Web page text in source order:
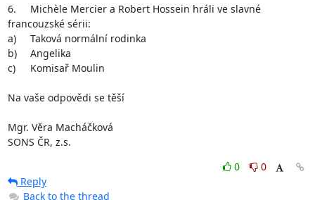
6.	Michèle Mercier a Robert Hossein hráli ve slavné
francouzské sérii:
a)	Taková normální rodinka
b)	Angelika
c)	Komisař Moulin
Na vaše odpovědi se těší
Mgr. Věra Macháčková
SONS ČR, z.s.
0
0
Reply
Back to the thread